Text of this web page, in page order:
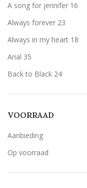
Olijfgroen (zoals het
5
zwartzwart 7
A song for jennifer 16
Always forever 23
Always in my heart 18
Arial 35
Back to Black 24
Century Gothic
Geen belettering
VOORRAAD
Aanbieding
Op voorraad